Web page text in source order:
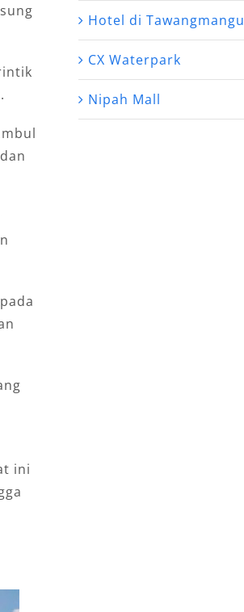
ini
Hotel di Tawangmangu
CX Waterpark
Nipah Mall